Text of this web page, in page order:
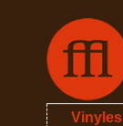
Vinyles